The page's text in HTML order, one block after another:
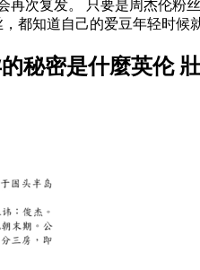
次复发。 只要是周杰伦
都知道自己的爱豆年轻时
秘密是什麼英伦